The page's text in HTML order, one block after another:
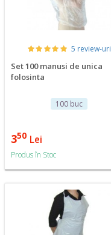
5 review-uri
Set 100 manusi de unica
folosinta
100 buc
350 Lei
Produs în Stoc